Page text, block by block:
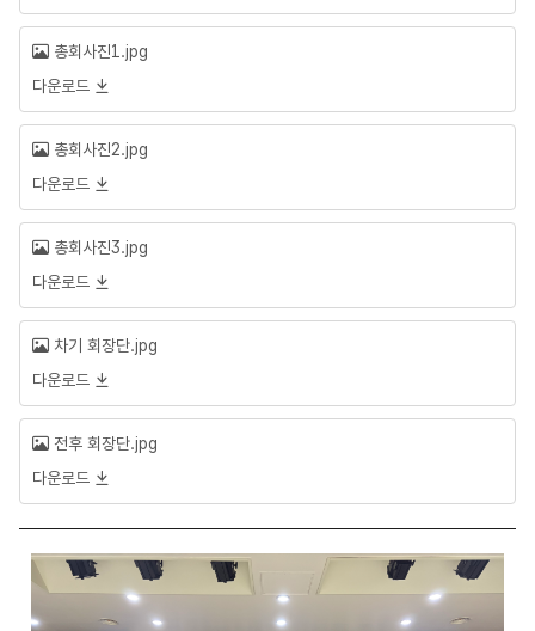
총회사진1.jpg
다운로드
총회사진2.jpg
다운로드
총회사진3.jpg
다운로드
차기 회장단.jpg
다운로드
전후 회장단.jpg
다운로드